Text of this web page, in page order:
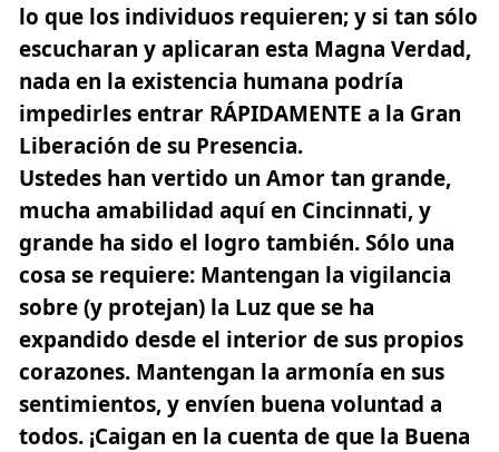
lo que los individuos requieren; y si tan sólo
escucharan y aplicaran esta Magna Verdad,
nada en la existencia humana podría
impedirles entrar RÁPIDAMENTE a la Gran
Liberación de su Presencia.
Ustedes han vertido un Amor tan grande,
mucha amabilidad aquí en Cincinnati, y
grande ha sido el logro también. Sólo una
cosa se requiere: Mantengan la vigilancia
sobre (y protejan) la Luz que se ha
expandido desde el interior de sus propios
corazones. Mantengan la armonía en sus
sentimientos, y envíen buena voluntad a
todos. ¡Caigan en la cuenta de que la Buena